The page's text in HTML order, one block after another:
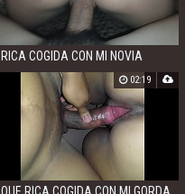
RICA COGIDA CON MI NOVIA
QUE RICA COGIDA CON MI GORDA
02:19